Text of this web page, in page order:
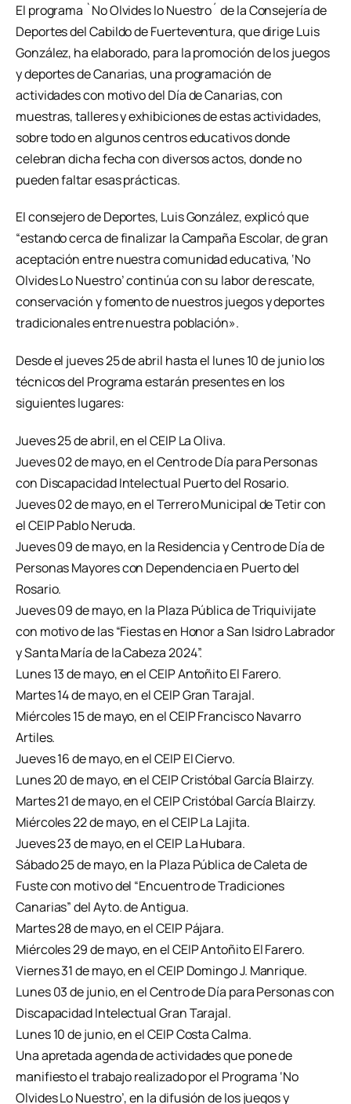
El programa `No Olvides lo Nuestro´ de la Consejería de
Deportes del Cabildo de Fuerteventura, que dirige Luis
González, ha elaborado, para la promoción de los juegos
y deportes de Canarias, una programación de
actividades con motivo del Día de Canarias, con
muestras, talleres y exhibiciones de estas actividades,
sobre todo en algunos centros educativos donde
celebran dicha fecha con diversos actos, donde no
pueden faltar esas prácticas.
El consejero de Deportes, Luis González, explicó que
“estando cerca de finalizar la Campaña Escolar, de gran
aceptación entre nuestra comunidad educativa, ‘No
Olvides Lo Nuestro’ continúa con su labor de rescate,
conservación y fomento de nuestros juegos y deportes
tradicionales entre nuestra población».
Desde el jueves 25 de abril hasta el lunes 10 de junio los
técnicos del Programa estarán presentes en los
siguientes lugares:
Jueves 25 de abril, en el CEIP La Oliva.
Jueves 02 de mayo, en el Centro de Día para Personas
con Discapacidad Intelectual Puerto del Rosario.
Jueves 02 de mayo, en el Terrero Municipal de Tetir con
el CEIP Pablo Neruda.
Jueves 09 de mayo, en la Residencia y Centro de Día de
Personas Mayores con Dependencia en Puerto del
Rosario.
Jueves 09 de mayo, en la Plaza Pública de Triquivijate
con motivo de las “Fiestas en Honor a San Isidro Labrador
y Santa María de la Cabeza 2024”.
Lunes 13 de mayo, en el CEIP Antoñito El Farero.
Martes 14 de mayo, en el CEIP Gran Tarajal.
Miércoles 15 de mayo, en el CEIP Francisco Navarro
Artiles.
Jueves 16 de mayo, en el CEIP El Ciervo.
Lunes 20 de mayo, en el CEIP Cristóbal García Blairzy.
Martes 21 de mayo, en el CEIP Cristóbal García Blairzy.
Miércoles 22 de mayo, en el CEIP La Lajita.
Jueves 23 de mayo, en el CEIP La Hubara.
Sábado 25 de mayo, en la Plaza Pública de Caleta de
Fuste con motivo del “Encuentro de Tradiciones
Canarias” del Ayto. de Antigua.
Martes 28 de mayo, en el CEIP Pájara.
Miércoles 29 de mayo, en el CEIP Antoñito El Farero.
Viernes 31 de mayo, en el CEIP Domingo J. Manrique.
Lunes 03 de junio, en el Centro de Día para Personas con
Discapacidad Intelectual Gran Tarajal.
Lunes 10 de junio, en el CEIP Costa Calma.
Una apretada agenda de actividades que pone de
manifiesto el trabajo realizado por el Programa ‘No
Olvides Lo Nuestro’, en la difusión de los juegos y